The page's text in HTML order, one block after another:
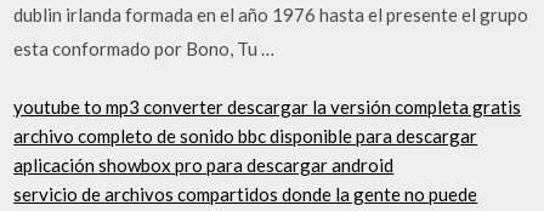
dublin irlanda formada en el año 1976 hasta el presente el grupo
esta conformado por Bono, Tu …
youtube to mp3 converter descargar la versión completa gratis
archivo completo de sonido bbc disponible para descargar
aplicación showbox pro para descargar android
servicio de archivos compartidos donde la gente no puede